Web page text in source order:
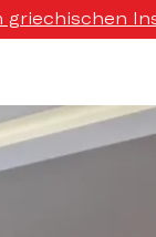
griechischen